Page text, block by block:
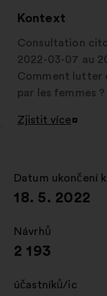
Kontext
Consultation
2022-03-07 au
Comment lutter
par les femmes ?
Zjistit více
Otevřít
kartě
Datum ukončení
:
18. 5. 2022
Návrhů
:
2 193
účastníků/ic
: